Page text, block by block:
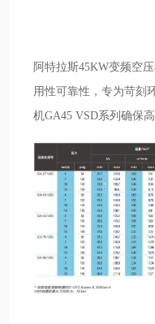
阿特拉斯45KW变频空
用性可靠性，专为苛刻
机GA45 VSD系列确保高